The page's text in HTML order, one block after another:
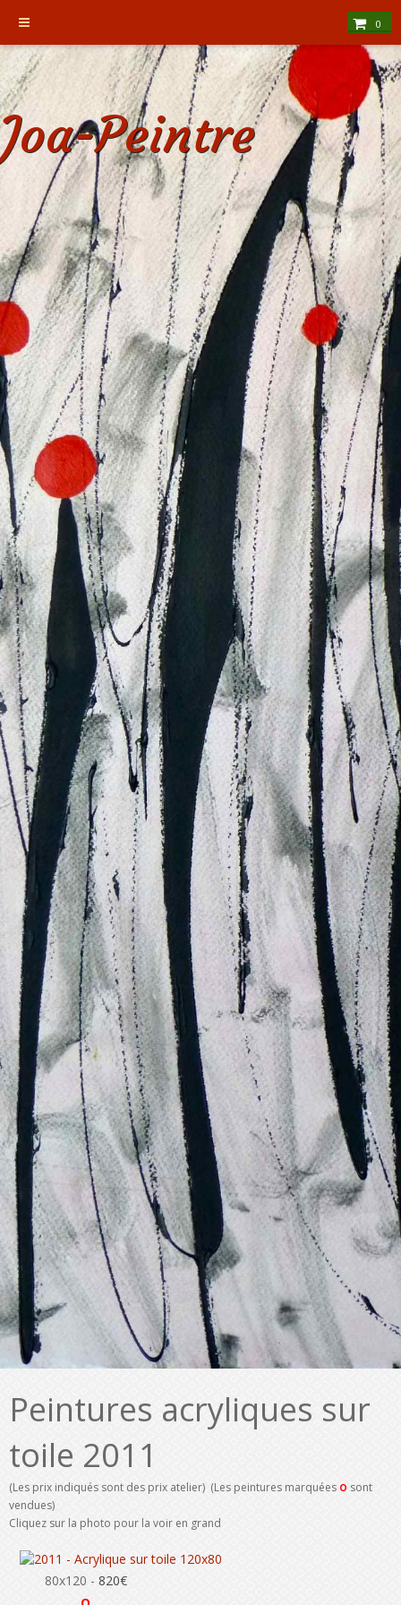
0
Joa-Peintre
Peintures acryliques sur
toile 2011
(Les prix indiqués sont des prix atelier) (Les peintures marquéesO sont
vendues)
Cliquez sur la photo pour la voir en grand
80x120 -820€